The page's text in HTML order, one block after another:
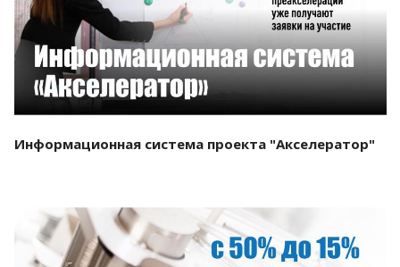
Информационная система проекта "Акселератор"